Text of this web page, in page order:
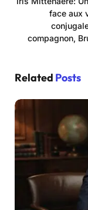
face aux
compagnon,
Related Posts